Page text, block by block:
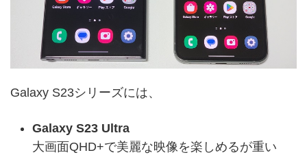
Galaxy S23シリーズには、
Galaxy S23 Ultra
大画面QHD+で美麗な映像を楽しめるが重い